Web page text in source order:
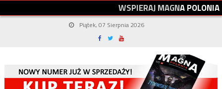
WSPIERAJMAGNAPOLONIA
Piątek, 07 Sierpnia 2026